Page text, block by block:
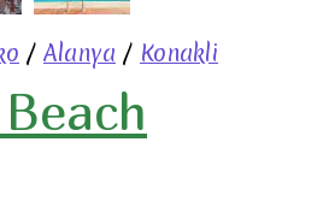
/ Alanya / Konakli